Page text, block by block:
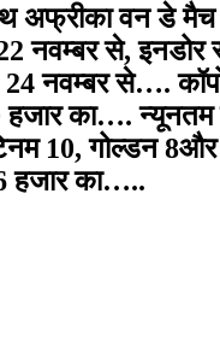
अफ्रीका वन डे
नवम्बर से, इनडोर
नवम्बर से….
का…. न्यूनतम
10, गोल्डन 8और
हजार का…..